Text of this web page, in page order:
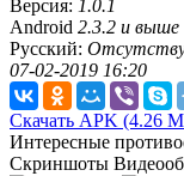
Версия: 1.0.1
Android 2.3.2 и выше
Русский:
07-02-2019 16:20
Скачать APK (4.26
Интересные
Скриншоты